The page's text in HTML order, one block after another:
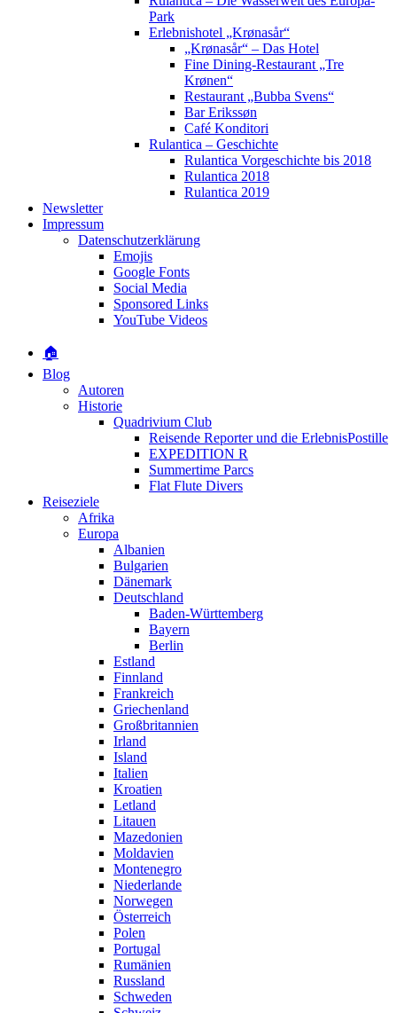
Park
Erlebnishotel „Krønasår“
„Krønasår“ – Das Hotel
Fine Dining-Restaurant „Tre
Krønen“
Restaurant „Bubba Svens“
Bar Erikssøn
Café Konditori
Rulantica – Geschichte
Rulantica Vorgeschichte bis 2018
Rulantica 2018
Rulantica 2019
Newsletter
Impressum
Datenschutzerklärung
Emojis
Google Fonts
Social Media
Sponsored Links
YouTube Videos
🏠
Blog
Autoren
Historie
Quadrivium Club
Reisende Reporter und die ErlebnisPostille
EXPEDITION R
Summertime Parcs
Flat Flute Divers
Reiseziele
Afrika
Europa
Albanien
Bulgarien
Dänemark
Deutschland
Baden-Württemberg
Bayern
Berlin
Estland
Finnland
Frankreich
Griechenland
Großbritannien
Irland
Island
Italien
Kroatien
Letland
Litauen
Mazedonien
Moldavien
Montenegro
Niederlande
Norwegen
Österreich
Polen
Portugal
Rumänien
Russland
Schweden